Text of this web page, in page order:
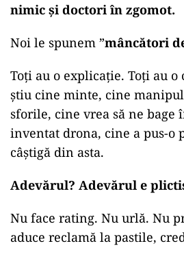
nimic și doctori în zgomot.
Noi le spunem ”mâncători
Toți au o explicație. Toți au
știu cine minte, cine
sforile, cine vrea să ne bage
inventat drona, cine a pus-o
câștigă din asta.
Adevărul? Adevărul e
Nu face rating. Nu urlă. Nu
aduce reclamă la pastile,